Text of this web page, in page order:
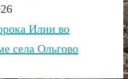
Илии во
села Ольгово